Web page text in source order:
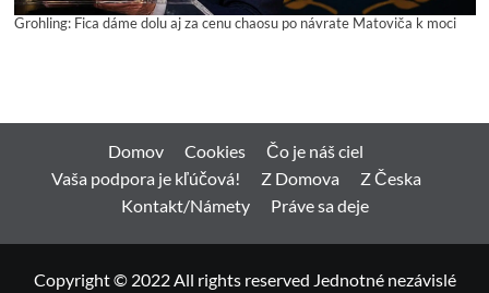
Grohling: Fica dáme dolu aj za cenu chaosu po návrate Matoviča k moci
Domov Cookies
Čo je náš ciel
Vaša podpora je kľúčová!
Z Domova
Z Česka
Kontakt/Námety
Práve sa deje
Copyright © 2022 All rights reserved Jednotné nezávislé